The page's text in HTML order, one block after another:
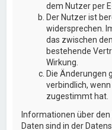
dem Nutzer per
Der Nutzer ist
widersprechen.
das zwischen
bestehende
Wirkung.
Die Änderungen
verbindlich,
zugestimmt hat.
Informationen über
Daten sind in der